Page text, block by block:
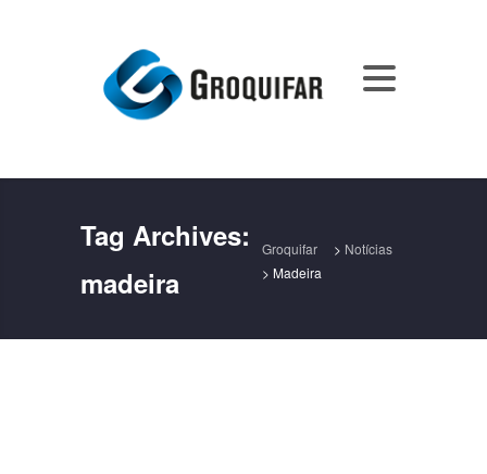
Tag Archives:
madeira
Groquifar > Notícias
> Madeira